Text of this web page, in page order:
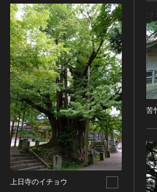
上日寺のイチョウ
苦
高麗 [朝鮮半島]
朝鮮 [朝鮮半島]
近現代 [朝鮮半島]
旧石器 [中国]
新石器 [中国]
夏 [中国]
殷（商） [中国]
周 [中国]
春秋時代 [中国]
戦国時代 [中国]
秦 [中国]
石像
石膏像
その他
工芸品
金工
漆工
染織
陶磁
ガラス
その他
その他の美術
史跡
名勝
天然記念物
特別史跡
特別名勝
特別天然記念物
重要文化的景観
重要伝統的建造物群保存地区
選定保存技術
未指定
有形文化財(建造物)
CC BY-ND（表示—改変禁止）
CC BY-NC（表示—非営利）
CC BY-NC-SA（表示—非営利
CC BY-NC-ND（表示—非営利
IN COPYRIGHT（著作権あり）
IN COPYRIGHT - EU
EU孤児著作物）
IN COPYRIGHT -
PERMITTED（著作権あり-教
IN COPYRIGHT -
PERMITTED（著作権あり-非
IN COPYRIGHT -
OR UNIDENTIFIABLE（著作
連想検索
連想検索す
20件で表示